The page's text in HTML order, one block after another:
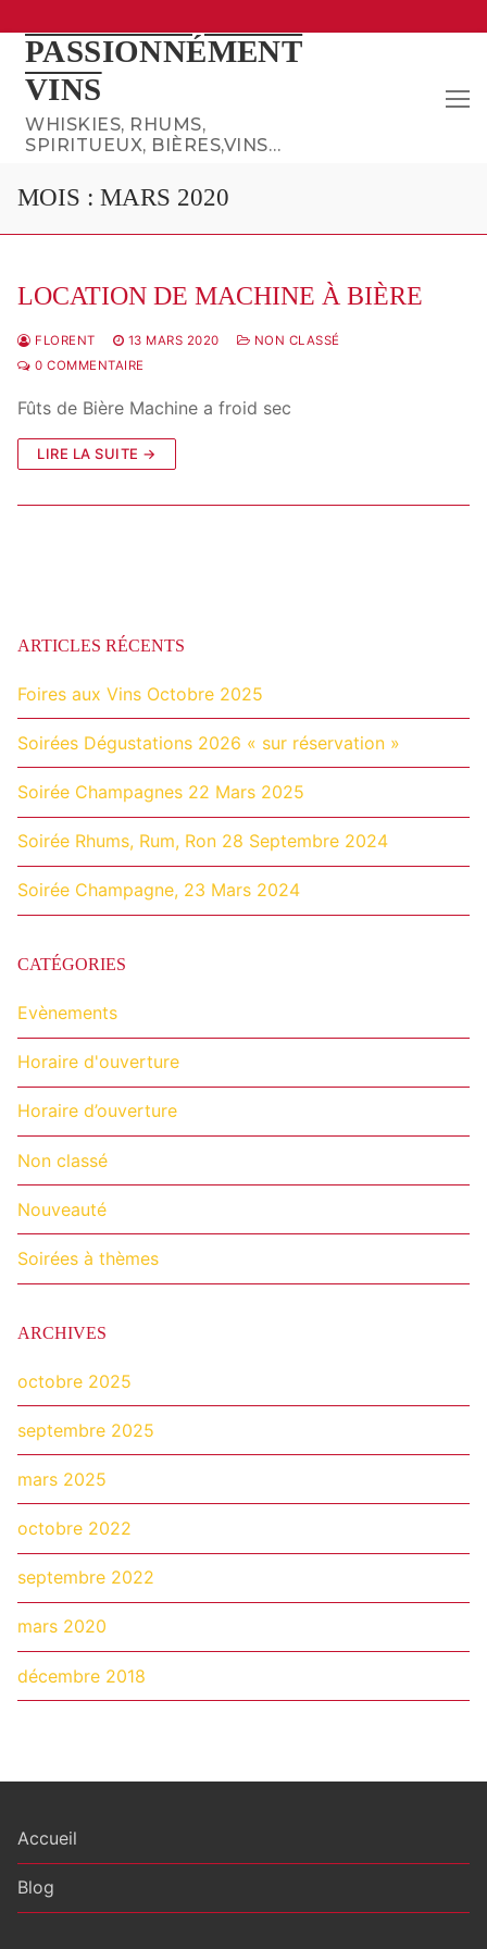
Aller
contenu
PASSIONNÉMENT
VINS
WHISKIES, RHUMS,
SPIRITUEUX, BIÈRES,VINS…
MOIS : MARS 2020
LOCATION DE MACHINE À BIÈRE
FLORENT 13 MARS 2020
NON CLASSÉ
0 COMMENTAIRE
Fûts de Bière Machine a froid sec
LIRE LA SUITE →
ARTICLES RÉCENTS
Foires aux Vins Octobre 2025
Soirées Dégustations 2026 « sur réservation »
Soirée Champagnes 22 Mars 2025
Soirée Rhums, Rum, Ron 28 Septembre 2024
Soirée Champagne, 23 Mars 2024
CATÉGORIES
Evènements
Horaire d'ouverture
Horaire d’ouverture
Non classé
Nouveauté
Soirées à thèmes
ARCHIVES
octobre 2025
septembre 2025
mars 2025
octobre 2022
septembre 2022
mars 2020
décembre 2018
Accueil
Blog